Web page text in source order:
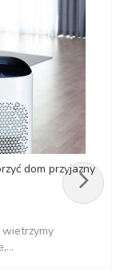
dom przyjazny
wietrzymy